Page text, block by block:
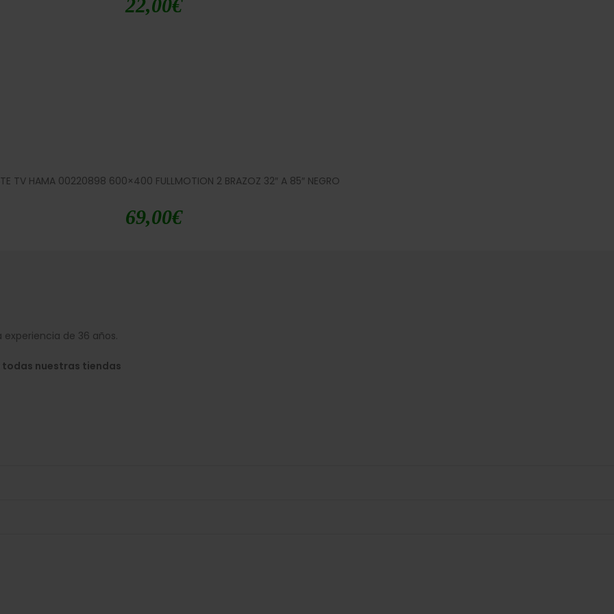
22,00€
TV HAMA 00220898 600×400 FULLMOTION 2 BRAZOZ 32″ A 85″ NEGRO
69,00€
de 36 años.
todas nuestras tiendas